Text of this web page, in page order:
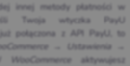
innej metody płatności w
Twoja wtyczka PayU
połączona z API PayU, to
Ustawienia→
WooCommerce aktywujesz